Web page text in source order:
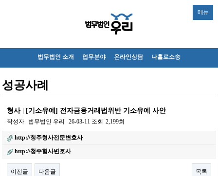
메뉴
법무법인 소개 업무분야 온라인상담 나홀로소송
성공사례
형사 | [기소유예] 전자금융거래법위반 기소유예 사안
작성자 법무법인 우리 26-03-11 조회 2,199회
http://청주형사전문변호사
http://청주형사변호사
이전글 다음글 목록